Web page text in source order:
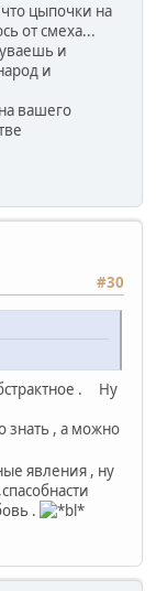
цыпочки на
от смеха...
и
и
вашего
#30
. Ну
знать , а можно
явления , ну
.